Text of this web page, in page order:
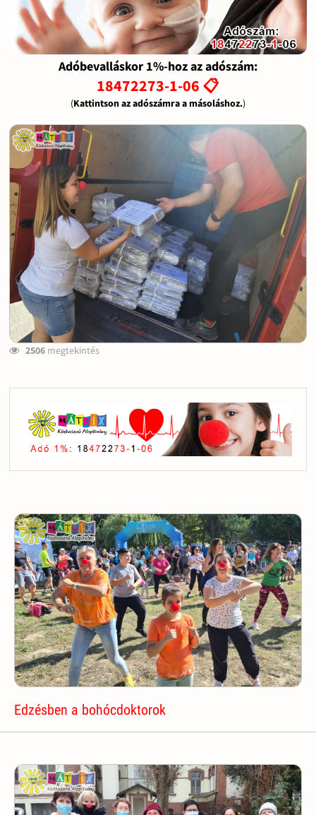
Adóbevalláskor 1%-hoz az adószám:
18472273-1-06 📋
(Kattintson az adószámra a másoláshoz.)
2506megtekintés
Edzésben a bohócdoktorok